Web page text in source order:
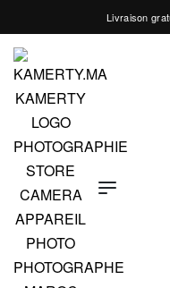
Livraison